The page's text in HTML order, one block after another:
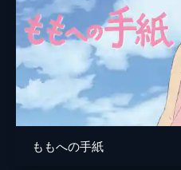
ももへの手紙